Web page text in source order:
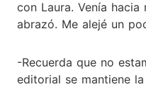
con Laura. Venía
abrazó. Me alejé un
-Recuerda que no
editorial se mantiene